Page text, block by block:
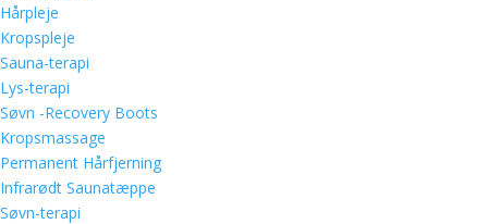
Hårpleje
Kropspleje
Sauna-terapi
Lys-terapi
Søvn -Recovery Boots
Kropsmassage
Permanent Hårfjerning
Infrarødt Saunatæppe
Søvn-terapi